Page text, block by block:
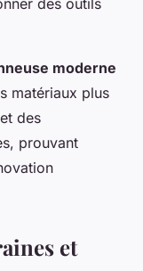
des outils
moderne
matériaux plus
des
prouvant
et